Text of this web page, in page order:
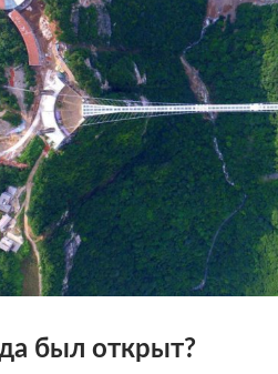
был открыт?